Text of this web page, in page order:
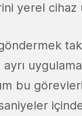
yerel cihaz
ayrı
bu
içinde